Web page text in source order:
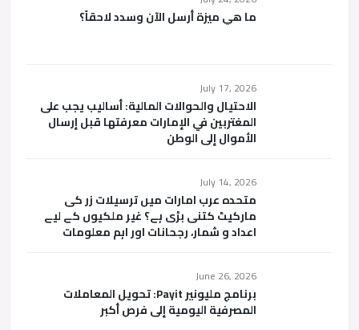
ما هي ميزة أرسل الآن وسدد لاحقاً؟
July 17, 2026
الاحتيال والحوالات المالية: أساليب يجب على
المغتربين في الإمارات معرفتها قبل إرسال
الأموال إلى الوطن
July 14, 2026
متحدہ عرب امارات میں ترسیلات زر کی
مارکیٹ کتنی بڑی ہے؟ غیر ملکیوں کے لیے
اعداد و شمار، رجحانات اور اہم معلومات
June 26, 2026
برنامج مليونير Payit: تحويل المعاملات
المصرفية اليومية إلى فرص أكبر